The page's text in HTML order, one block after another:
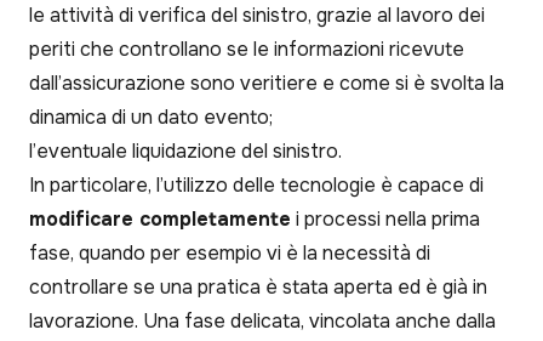
le attività di verifica del sinistro, grazie al lavoro dei
periti che controllano se le informazioni ricevute
dall’assicurazione sono veritiere e come si è svolta la
dinamica di un dato evento;
l’eventuale liquidazione del sinistro.
In particolare, l’utilizzo delle tecnologie è capace di
modificare completamente i processi nella prima
fase, quando per esempio vi è la necessità di
controllare se una pratica è stata aperta ed è già in
lavorazione. Una fase delicata, vincolata anche dalla